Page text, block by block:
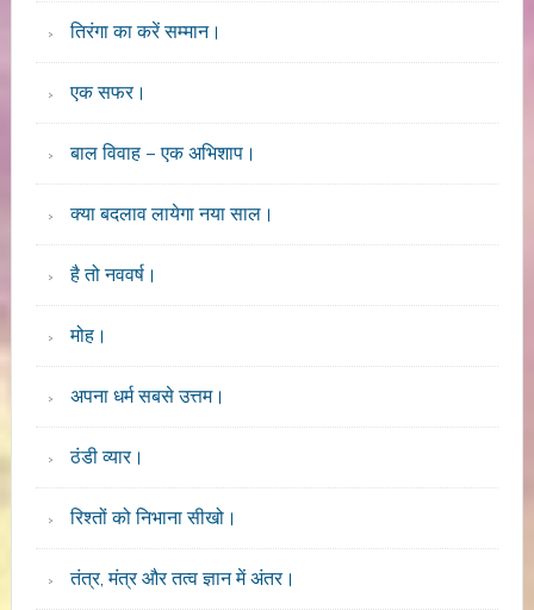
तिरंगा का करें सम्मान।
एक सफर।
बाल विवाह – एक अभिशाप।
क्या बदलाव लायेगा नया साल।
है तो नववर्ष।
मोह।
अपना धर्म सबसे उत्तम।
ठंडी व्यार।
रिश्तों को निभाना सीखो।
तंत्र, मंत्र और तत्व ज्ञान में अंतर।